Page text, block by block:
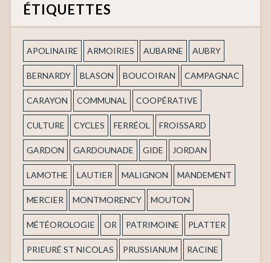
ÉTIQUETTES
APOLINAIRE ARMOIRIES AUBARNE AUBRY
BERNARDY BLASON BOUCOIRAN CAMPAGNAC
CARAYON COMMUNAL COOPÉRATIVE
CULTURE CYCLES FERRÉOL FROISSARD
GARDON GARDOUNADE GIDE JORDAN
LAMOTHE LAUTIER MALIGNON MANDEMENT
MERCIER MONTMORENCY MOUTON
MÉTÉOROLOGIE OR PATRIMOINE PLATTER
PRIEURÉ ST NICOLAS PRUSSIANUM RACINE